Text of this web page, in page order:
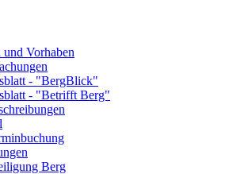
und Vorhaben
- "BergBlick"
- "Betrifft Berg"
Berg